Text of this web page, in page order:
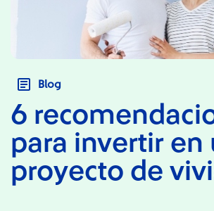
Blog
6
para invertir en
proyecto de